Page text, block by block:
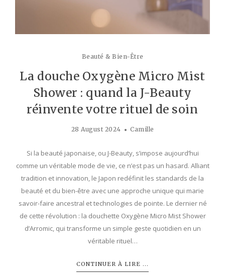
Beauté & Bien-Être
La douche Oxygène Micro Mist
Shower : quand la J-Beauty
réinvente votre rituel de soin
28 August 2024 Camille
Si la beauté japonaise, ou J-Beauty, s’impose aujourd’hui
comme un véritable mode de vie, ce n’est pas un hasard. Alliant
tradition et innovation, le Japon redéfinit les standards de la
beauté et du bien-être avec une approche unique qui marie
savoir-faire ancestral et technologies de pointe. Le dernier né
de cette révolution : la douchette Oxygène Micro Mist Shower
d’Arromic, qui transforme un simple geste quotidien en un
véritable rituel…
CONTINUER À LIRE ...